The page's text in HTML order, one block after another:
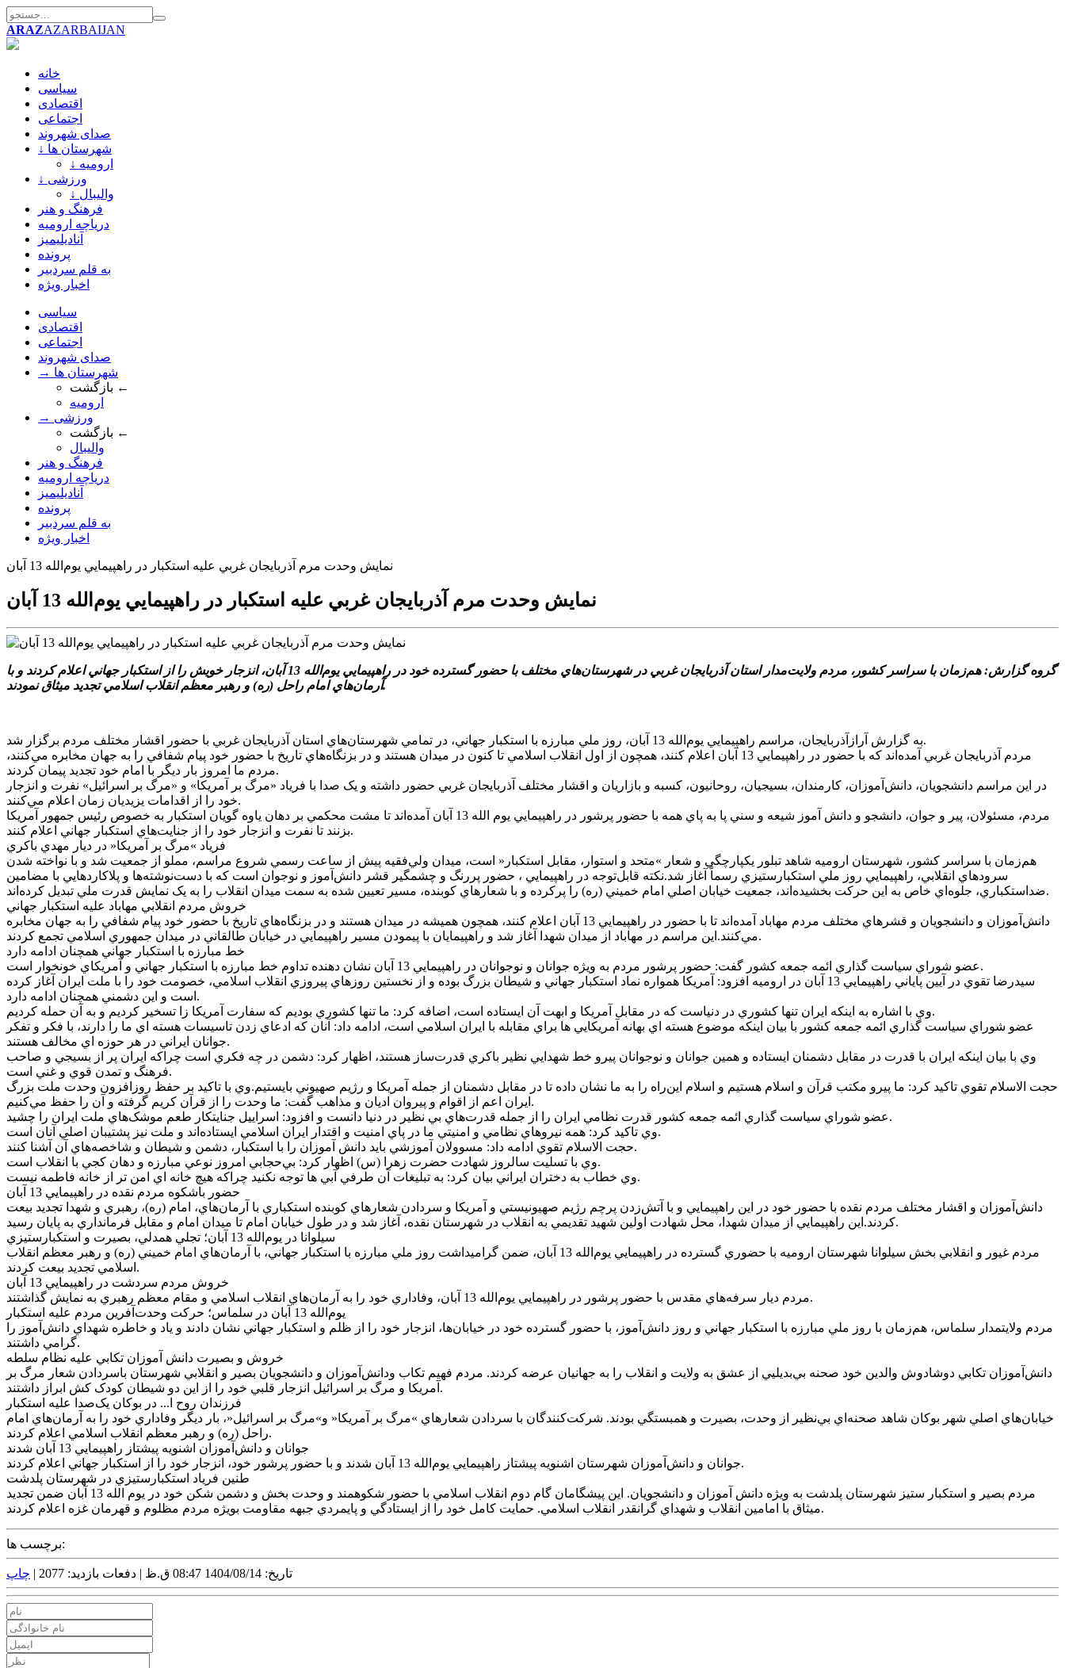
ARAZAZARBAIJAN
خانه
سیاسی
اقتصادی
اجتماعی
صدای شهروند
↓ شهرستان ها
↓ ارومیه
↓ ورزشی
↓ والیبال
فرهنگ و هنر
دریاچه ارومیه
آنادیلیمیز
پرونده
به قلم سردبیر
اخبار ویژه
سیاسی
اقتصادی
اجتماعی
صدای شهروند
→ شهرستان ها
بازگشت ←
ارومیه
→ ورزشی
بازگشت ←
والیبال
فرهنگ و هنر
دریاچه ارومیه
آنادیلیمیز
پرونده
به قلم سردبیر
اخبار ویژه
نمايش وحدت مرم آذربايجان غربي عليه استکبار در راهپيمايي يوم‌الله 13 آبان
نمايش وحدت مرم آذربايجان غربي عليه استکبار در راهپيمايي يوم‌الله 13 آبان
گروه گزارش: هم‌زمان با سراسر کشور، مردم ولايت‌مدار استان آذربايجان غربي در شهرستان‌هاي مختلف با حضور گسترده خود در راهپيمايي يوم‌الله 13 آبان، انزجار خويش را از استکبار جهاني اعلام کردند و با
آرمان‌هاي امام راحل (ره) و رهبر معظم انقلاب اسلامي تجديد ميثاق نمودند.
به گزارش آرازآذربايجان، مراسم راهپيمايي يوم‌الله 13 آبان، روز ملي مبارزه با استکبار جهاني، در تمامي شهرستان‌هاي استان آذربايجان غربي با حضور اقشار مختلف مردم برگزار شد.
مردم آذربايجان غربي آمده‌اند که با حضور در راهپيمايي 13 آبان اعلام کنند، همچون از اول انقلاب اسلامي تا کنون در ميدان هستند و در بزنگاه‌هاي تاريخ با حضور خود پيام شفافي را به جهان مخابره مي‌کنند،
مردم ما امروز بار ديگر با امام خود تجديد پيمان کردند.
در اين مراسم دانشجويان، دانش‌آموزان، کارمندان، بسيجيان، روحانيون، کسبه و بازاريان و اقشار مختلف آذربايجان غربي حضور داشته و يک صدا با فرياد «مرگ بر آمريکا» و «مرگ بر اسرائيل» نفرت و انزجار
خود را از اقدامات يزيديان زمان اعلام مي‌کنند.
مردم، مسئولان، پير و جوان، دانشجو و دانش آموز شيعه و سني پا به پاي همه با حضور پرشور در راهپيمايي يوم الله 13 آبان آمده‌اند تا مشت محکمي بر دهان ياوه گويان استکبار به خصوص رئيس جمهور آمريکا
بزنند تا نفرت و انزجار خود را از جنايت‌هاي استکبار جهاني اعلام کنند.
فرياد »مرگ بر آمريکا« در ديار مهدي باکري
هم‌زمان با سراسر کشور، شهرستان اروميه شاهد تبلور يکپارچگي و شعار »متحد و استوار، مقابل استکبار« است، ميدان ولي‌فقيه پيش از ساعت رسمي شروع مراسم، مملو از جمعيت شد و با نواخته شدن
سرودهاي انقلابي، راهپيمايي روز ملي استکبارستيزي رسماً آغاز شد.نکته قابل‌توجه در راهپيمايي ، حضور پررنگ و چشمگير قشر دانش‌آموز و نوجوان است که با دست‌نوشته‌ها و پلاکارد‌هايي با مضامين
ضداستکباري، جلوه‌اي خاص به اين حرکت بخشيده‌اند، جمعيت خيابان اصلي امام خميني (ره) را پرکرده و با شعارهاي کوبنده، مسير تعيين شده به سمت ميدان انقلاب را به يک نمايش قدرت ملي تبديل کرده‌اند.
خروش مردم انقلابي مهاباد عليه استکبار جهاني
دانش‌آموزان و دانشجويان و قشر‌هاي مختلف مردم مهاباد آمده‌اند تا با حضور در راهپيمايي 13 آبان اعلام کنند، همچون هميشه در ميدان هستند و در بزنگاه‌هاي تاريخ با حضور خود پيام شفافي را به جهان مخابره
مي‌کنند.اين مراسم در مهاباد از ميدان شهدا آغاز شد و راهپيمايان با پيمودن مسير راهپيمايي در خيابان طالقاني در ميدان جمهوري اسلامي تجمع کردند.
خط مبارزه با استکبار جهاني همچنان ادامه دارد
عضو شوراي سياست گذاري ائمه جمعه کشور گفت: حضور پرشور مردم به ويژه جوانان و نوجوانان در راهپيمايي 13 آبان نشان دهنده تداوم خط مبارزه با استکبار جهاني و آمريکاي خونخوار است.
سيدرضا تقوي در آيين پاياني راهپيمايي 13 آبان در اروميه افزود: آمريکا همواره نماد استکبار جهاني و شيطان بزرگ بوده و از نخستين روزهاي پيروزي انقلاب اسلامي، خصومت خود را با ملت ايران آغاز کرده
است و اين دشمني همچنان ادامه دارد.
وي با اشاره به اينکه ايران تنها کشوري در دنياست که در مقابل آمريکا و ابهت آن ايستاده است، اضافه کرد: ما تنها کشوري بوديم که سفارت آمريکا زا تسخير کرديم و به آن حمله کرديم.
عضو شوراي سياست گذاري ائمه جمعه کشور با بيان اينکه موضوع هسته اي بهانه آمريکايي ها براي مقابله با ايران اسلامي است، ادامه داد: آنان که ادعاي زدن تاسيسات هسته اي ما را دارند، با فکر و تفکر
جوانان ايراني در هر حوزه اي مخالف هستند.
وي با بيان اينکه ايران با قدرت در مقابل دشمنان ايستاده و همين جوانان و نوجوانان پيرو خط شهدايي نظير باکري قدرت‌ساز هستند، اظهار کرد: دشمن در چه فکري است چراکه ايران پر از بسيجي و صاحب
فرهنگ و تمدن قوي و غني است.
حجت الاسلام تقوي تاکيد کرد: ما پيرو مکتب قرآن و اسلام هستيم و اسلام اين‌راه را به ما نشان داده تا در مقابل دشمنان از جمله آمريکا و رژيم صهيوني بايستيم.وي با تاکيد بر حفظ روزافزون وحدت ملت بزرگ
ايران اعم از اقوام و پيروان اديان و مذاهب گفت: ما وحدت را از قرآن کريم گرفته و آن را حفظ مي‌کنيم.
عضو شوراي سياست گذاري ائمه جمعه کشور قدرت نظامي ايران را از جمله قدرت‌هاي بي نظير در دنيا دانست و افزود: اسراييل جنايتکار طعم موشک‌هاي ملت ايران را چشيد.
وي تاکيد کرد: همه نيروهاي نظامي و امنيتي ما در پاي امنيت و اقتدار ايران اسلامي ايستاده‌اند و ملت نيز پشتيبان اصلي آنان است.
حجت الاسلام تقوي ادامه داد: مسوولان آموزشي بايد دانش آموزان را با استکبار، دشمن و شيطان و شاخصه‌هاي آن آشنا کنند.
وي با تسليت سالروز شهادت حضرت زهرا (س) اظهار کرد: بي‌حجابي امروز نوعي مبارزه و دهان کجي با انقلاب است.
وي خطاب به دختران ايراني بيان کرد: به تبليغات آن طرفي آبي ها توجه نکنيد چراکه هيچ خانه اي امن تر از خانه فاطمه نيست.
حضور باشکوه مردم نقده در راهپيمايي 13 آبان
دانش‌آموزان و اقشار مختلف مردم نقده با حضور خود در اين راهپيمايي و با آتش‌زدن پرچم رژيم صهيونيستي و آمريکا و سردادن شعار‌هاي کوبنده استکباري با آرمان‌هاي، امام (ره)، رهبري و شهدا تجديد بيعت
کردند.اين راهپيمايي از ميدان شهدا، محل شهادت اولين شهيد تقديمي به انقلاب در شهرستان نقده، آغاز شد و در طول خيابان امام تا ميدان امام و مقابل فرمانداري به پايان رسيد.
سيلوانا در يوم‌الله 13 آبان؛ تجلي همدلي، بصيرت و استکبارستيزي
مردم غيور و انقلابي بخش سيلوانا شهرستان اروميه با حضوري گسترده در راهپيمايي يوم‌الله 13 آبان، ضمن گراميداشت روز ملي مبارزه با استکبار جهاني، با آرمان‌هاي امام خميني (ره) و رهبر معظم انقلاب
اسلامي تجديد بيعت کردند.
خروش مردم سردشت در راهپيمايي 13 آبان
مردم ديار سرفه‌هاي مقدس با حضور پرشور در راهپيمايي يوم‌الله 13 آبان، وفاداري خود را به آرمان‌هاي انقلاب اسلامي و مقام معظم رهبري به نمايش گذاشتند.
يوم‌الله 13 آبان در سلماس؛ حرکت وحدت‌آفرين مردم عليه استکبار
مردم ولايتمدار سلماس، هم‌زمان با روز ملي مبارزه با استکبار جهاني و روز دانش‌آموز، با حضور گسترده خود در خيابان‌ها، انزجار خود را از ظلم و استکبار جهاني نشان دادند و ياد و خاطره شهداي دانش‌آموز را
گرامي داشتند.
خروش و بصيرت دانش آموزان تکابي عليه نظام سلطه
دانش‌آموزان تکابي دوشادوش والدين خود صحنه بي‌بديليي از عشق به ولايت و انقلاب را به جهانيان عرضه کردند. مردم فهيم تکاب ودانش‌آموزان و دانشجويان بصير و انقلابي شهرستان باسردادن شعار مرگ بر
آمريکا و مرگ بر اسرائيل انزجار قلبي خود را از اين دو شيطان کودک کش ابراز داشتند.
فرزندان روح ا... در بوکان يک‌صدا عليه استکبار
خيابان‌هاي اصلي شهر بوکان شاهد صحنه‌اي بي‌نظير از وحدت، بصيرت و همبستگي بودند. شرکت‌کنندگان با سردادن شعارهاي »مرگ بر آمريکا« و»مرگ بر اسرائيل«، بار ديگر وفاداري خود را به آرمان‌هاي امام
راحل (ره) و رهبر معظم انقلاب اسلامي اعلام کردند.
جوانان و دانش‌آموزان اشنويه پيشتاز راهپيمايي 13 آبان شدند
جوانان و دانش‌آموزان شهرستان اشنويه پيشتاز راهپيمايي يوم‌الله 13 آبان شدند و با حضور پرشور خود، انزجار خود را از استکبار جهاني اعلام کردند.
طنين فرياد استکبارستيزي در شهرستان پلدشت
مردم بصير و استکبار ستيز شهرستان پلدشت به ويژه دانش آموزان و دانشجويان. اين پيشگامان گام دوم انقلاب اسلامي با حضور شکوهمند و وحدت بخش و دشمن شکن خود در يوم الله 13 آبان ضمن تجديد
ميثاق با امامين انقلاب و شهداي گرانقدر انقلاب اسلامي. حمايت کامل خود را از ايستادگي و پايمردي جبهه مقاومت بويژه مردم مظلوم و قهرمان غزه اعلام کردند.
برچسب ها:
تاریخ: 1404/08/14 08:47 ق.ظ | دفعات بازدید: 2077 | چاپ